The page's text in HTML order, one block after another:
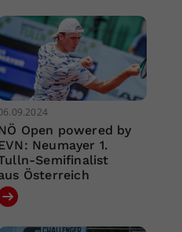
Open powered by
Neumayer 1.
Semifinalist
Österreich